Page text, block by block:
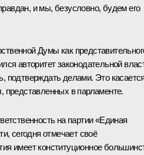
и мы, безусловно, будем его
Думы как
авторитет законодательной
подтверждать делами. Это
представленных в парламенте.
на партии «Единая
сегодня отмечает своё
имеет конституционное